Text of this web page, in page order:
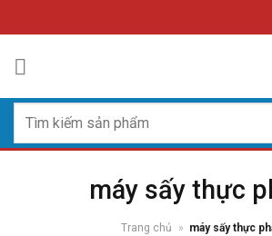
kiếm:
máy sấy thực
Trang chủ » máy sấy thực